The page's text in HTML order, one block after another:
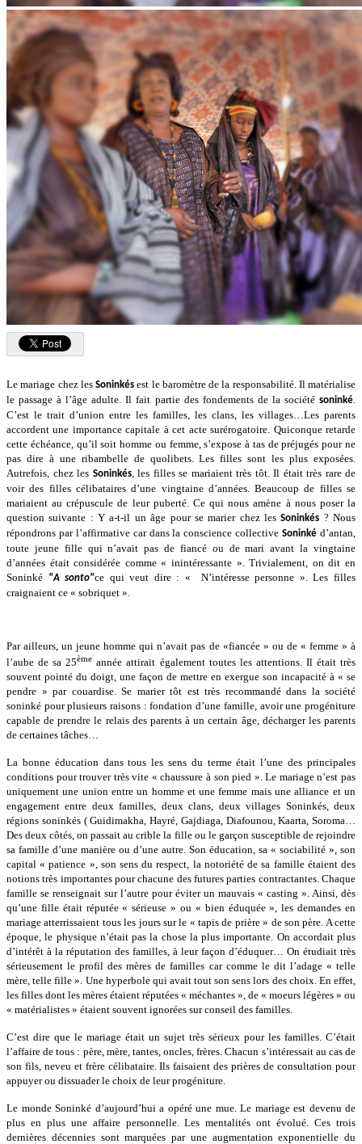
Le mariage chez les Soninkés est le baromètre de la responsabilité. Il matérialise
le passage à l’âge adulte. Il fait partie des fondements de la société soninké.
C’est le trait d’union entre les familles, les clans, les villages…Les parents
accordent une importance capitale à cet acte surérogatoire. Quiconque retarde
cette échéance, qu’il soit homme ou femme, s’expose à tas de préjugés pour ne
pas dire à une ribambelle de quolibets. Les filles sont les plus exposées.
Autrefois, chez les Soninkés, les filles se mariaient très tôt. Il était très rare de
voir des filles célibataires d’une vingtaine d’années. Beaucoup de filles se
mariaient au crépuscule de leur puberté. Ce qui nous amène à nous poser la
question suivante : Y a-t-il un âge pour se marier chez lesSoninkés ? Nous
répondrons par l’affirmative car dans la conscience collectiveSoninké d’antan,
toute jeune fille qui n’avait pas de fiancé ou de mari avant la vingtaine
d’années était considérée comme « inintéressante ». Trivialement, on dit en
Soninké
"A sonto"ce qui veut dire : « N’intéresse personne ». Les filles
craignaient ce « sobriquet ».
Par ailleurs, un jeune homme qui n’avait pas de «fiancée » ou de « femme » à
l’aube de sa 25ème année attirait également toutes les attentions. Il était très
souvent pointé du doigt, une façon de mettre en exergue son incapacité à « se
pendre » par couardise. Se marier tôt est très recommandé dans la société
soninké pour plusieurs raisons : fondation d’une famille, avoir une progéniture
capable de prendre le relais des parents à un certain âge, décharger les parents
de certaines tâches…
La bonne éducation dans tous les sens du terme était l’une des principales
conditions pour trouver très vite « chaussure à son pied ». Le mariage n’est pas
uniquement une union entre un homme et une femme mais une alliance et un
engagement entre deux familles, deux clans, deux villages Soninkés, deux
régions soninkés ( Guidimakha, Hayré, Gajdiaga, Diafounou, Kaarta, Soroma…
Des deux côtés, on passait au crible la fille ou le garçon susceptible de rejoindre
sa famille d’une manière ou d’une autre. Son éducation, sa « sociabilité », son
capital « patience », son sens du respect, la notoriété de sa famille étaient des
notions très importantes pour chacune des futures parties contractantes. Chaque
famille se renseignait sur l’autre pour éviter un mauvais « casting ». Ainsi, dès
qu’une fille était réputée « sérieuse » ou « bien éduquée », les demandes en
mariage atterrissaient tous les jours sur le « tapis de prière » de son père. A cette
époque, le physique n’était pas la chose la plus importante. On accordait plus
d’intérêt à la réputation des familles, à leur façon d’éduquer… On étudiait très
sérieusement le profil des mères de familles car comme le dit l’adage « telle
mère, telle fille ». Une hyperbole qui avait tout son sens lors des choix. En effet,
les filles dont les mères étaient réputées « méchantes », de « moeurs légères » ou
« matérialistes » étaient souvent ignorées sur conseil des familles.
C’est dire que le mariage était un sujet très sérieux pour les familles. C’était
l’affaire de tous : père, mère, tantes, oncles, frères. Chacun s’intéressait au cas de
son fils, neveu et frère célibataire. Ils faisaient des prières de consultation pour
appuyer ou dissuader le choix de leur progéniture.
Le monde Soninké d’aujourd’hui a opéré une mue. Le mariage est devenu de
plus en plus une affaire personnelle. Les mentalités ont évolué. Ces trois
dernières décennies sont marquées par une augmentation exponentielle du